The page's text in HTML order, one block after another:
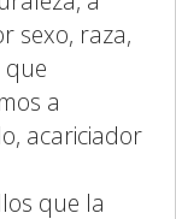
sexo, raza,
que
a
acariciador
que la